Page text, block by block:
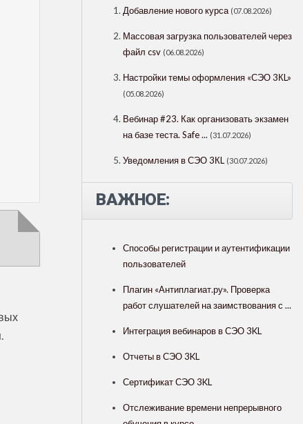
Добавление нового курса (07.08.2026)
Массовая загрузка пользователей через
файл csv (06.08.2026)
Настройки темы оформления «СЭО 3КL»
(05.08.2026)
Вебинар #23. Как организовать экзамен
на базе теста. Safe ... (31.07.2026)
Уведомления в СЭО 3КL (30.07.2026)
ВАЖНОЕ:
Способы регистрации и аутентификации
пользователей
Плагин «Антиплагиат.ру». Проверка
работ слушателей на заимствования с ...
Интеграция вебинаров в СЭО 3KL
Отчеты в СЭО 3KL
Сертификат СЭО 3KL
Отслеживание времени непрерывного